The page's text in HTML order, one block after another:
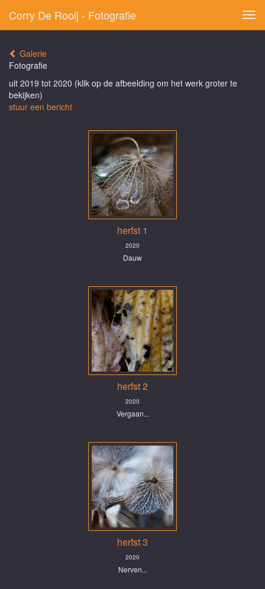
Corry De Rooij - Fotografie
Galerie
Fotografie
uit 2019 tot 2020 (klik op de afbeelding om het werk groter te
bekijken)
stuur een bericht
herfst 1
2020
Dauw
herfst 2
2020
Vergaan...
herfst 3
2020
Nerven...